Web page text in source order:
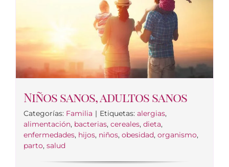
Niños sanos, adultos sanos
Categorías: Familia | Etiquetas: alergias,
alimentación, bacterias, cereales, dieta,
enfermedades, hijos, niños, obesidad, organismo,
parto, salud